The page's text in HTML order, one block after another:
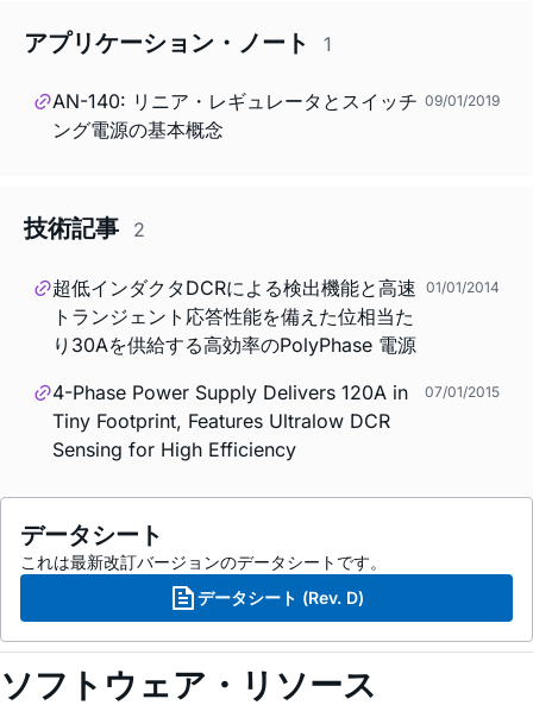
アプリケーション・ノート 1
AN-140: リニア・レギュレータとスイッチ
ング電源の基本概念
09/01/2019
技術記事 2
超低インダクタDCRによる検出機能と高速
トランジェント応答性能を備えた位相当た
り30Aを供給する高効率のPolyPhase 電源
01/01/2014
4-Phase Power Supply Delivers 120A in
Tiny Footprint, Features Ultralow DCR
Sensing for High Efficiency
07/01/2015
データシート
これは最新改訂バージョンのデータシートです。
データシート (Rev. D)
ソフトウェア・リソース